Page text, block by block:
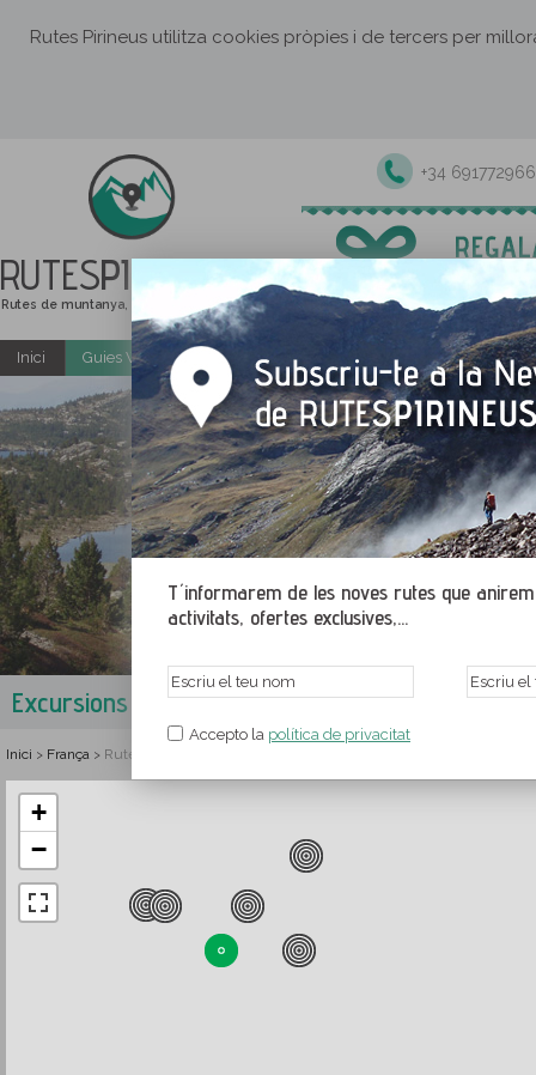
Rutes Pirineus utilitza cookies pròpies i de tercers per
RUTESPIRINEUS
Rutes de muntanya, senderisme i excursions
+34 691772966
T´informarem de les noves rutes que
activitats, ofertes exclusives,...
Accepto la política de privacitat
Inici Guies Web i PDF gratuïtes Excursions i activitats
Excursions al Parc Natural Regional dels
Inici > França > Rutes i senderisme al Parc Natural Regional dels Pirineus Catalans
+
−